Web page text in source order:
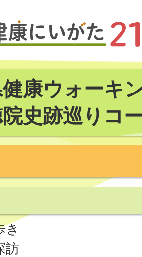
康ウォーキ
史跡巡りコ
き
訪